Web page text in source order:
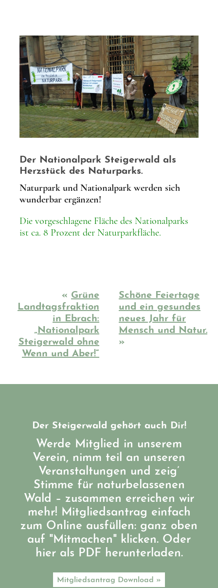
Der Nationalpark Steigerwald als
Herzstück des Naturparks.
Naturpark und Nationalpark werden sich
wunderbar ergänzen!
Die vorgeschlagene Fläche des Nationalparks
ist ca. 8 Prozent der Naturparkfläche.
« Grüne
Landtagsfraktion
in Ebrach:
„Nationalpark
Steigerwald ohne
Wenn und Aber!“
Schöne Feiertage
und ein gesundes
neues Jahr für
Mensch und Natur.
»
Der Steigerwald gehört auch Dir!
Werde Mitglied in unserem
Verein, nimm teil an unseren
Veranstaltungen und zeig’
Stimme für naturbelassenen
Wald – zusammen erreichen wir
mehr! Mitgliedsantrag einfach
zum Online ausfüllen: ganz oben
auf "Mitmachen" klicken. Oder
hier als PDF herunterladen.
Mitgliedsantrag Download »